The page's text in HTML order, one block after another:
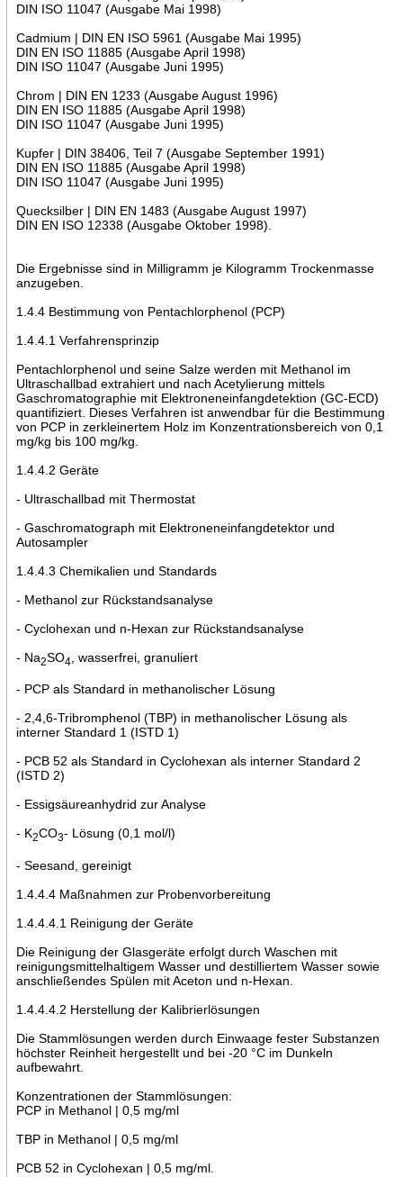
DIN ISO 11047 (Ausgabe Mai 1998)
Cadmium | DIN EN ISO 5961 (Ausgabe Mai 1995)
DIN EN ISO 11885 (Ausgabe April 1998)
DIN ISO 11047 (Ausgabe Juni 1995)
Chrom | DIN EN 1233 (Ausgabe August 1996)
DIN EN ISO 11885 (Ausgabe April 1998)
DIN ISO 11047 (Ausgabe Juni 1995)
Kupfer | DIN 38406, Teil 7 (Ausgabe September 1991)
DIN EN ISO 11885 (Ausgabe April 1998)
DIN ISO 11047 (Ausgabe Juni 1995)
Quecksilber | DIN EN 1483 (Ausgabe August 1997)
DIN EN ISO 12338 (Ausgabe Oktober 1998).
Die Ergebnisse sind in Milligramm je Kilogramm Trockenmasse
anzugeben.
1.4.4 Bestimmung von Pentachlorphenol (PCP)
1.4.4.1 Verfahrensprinzip
Pentachlorphenol und seine Salze werden mit Methanol im
Ultraschallbad extrahiert und nach Acetylierung mittels
Gaschromatographie mit Elektroneneinfangdetektion (GC-ECD)
quantifiziert. Dieses Verfahren ist anwendbar für die Bestimmung
von PCP in zerkleinertem Holz im Konzentrationsbereich von 0,1
mg/kg bis 100 mg/kg.
1.4.4.2 Geräte
- Ultraschallbad mit Thermostat
- Gaschromatograph mit Elektroneneinfangdetektor und
Autosampler
1.4.4.3 Chemikalien und Standards
- Methanol zur Rückstandsanalyse
- Cyclohexan und n-Hexan zur Rückstandsanalyse
- Na2SO4 , wasserfrei, granuliert
- PCP als Standard in methanolischer Lösung
- 2,4,6-Tribromphenol (TBP) in methanolischer Lösung als
interner Standard 1 (ISTD 1)
- PCB 52 als Standard in Cyclohexan als interner Standard 2
(ISTD 2)
- Essigsäureanhydrid zur Analyse
- K2CO3- Lösung (0,1 mol/l)
- Seesand, gereinigt
1.4.4.4 Maßnahmen zur Probenvorbereitung
1.4.4.4.1 Reinigung der Geräte
Die Reinigung der Glasgeräte erfolgt durch Waschen mit
reinigungsmittelhaltigem Wasser und destilliertem Wasser sowie
anschließendes Spülen mit Aceton und n-Hexan.
1.4.4.4.2 Herstellung der Kalibrierlösungen
Die Stammlösungen werden durch Einwaage fester Substanzen
höchster Reinheit hergestellt und bei -20 °C im Dunkeln
aufbewahrt.
Konzentrationen der Stammlösungen:
PCP in Methanol | 0,5 mg/ml
TBP in Methanol | 0,5 mg/ml
PCB 52 in Cyclohexan | 0,5 mg/ml.